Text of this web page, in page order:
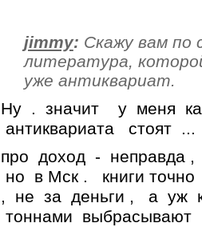
jimmy: Скажу вам по
литература,
уже антиквариат.
Ну . значит у меня
антиквариата стоят ...
про доход - неправда
но в Мск . книги
, не за деньги , а уж
тоннами выбрасывают